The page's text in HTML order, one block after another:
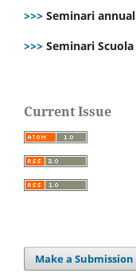
>>> Seminari
>>> Seminari Scuola
Current Issue
Make a Submission